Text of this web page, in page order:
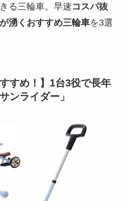
る三輪車。早速 コスパ抜
湧くおすすめ三輪車を3選
すめ！】1台3役で長年
ンライダー」